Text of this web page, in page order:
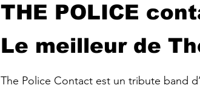
THE POLICE
Le meilleur de
The Police Contact est un tribute band